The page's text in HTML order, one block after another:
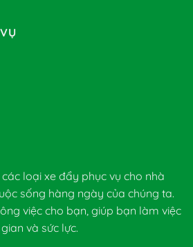
loại xe đẩy phục vụ cho nhà
sống hàng ngày của chúng ta.
việc cho bạn, giúp bạn làm việc
và sức lực.